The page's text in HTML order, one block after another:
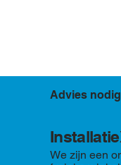
Advies
We zijn een